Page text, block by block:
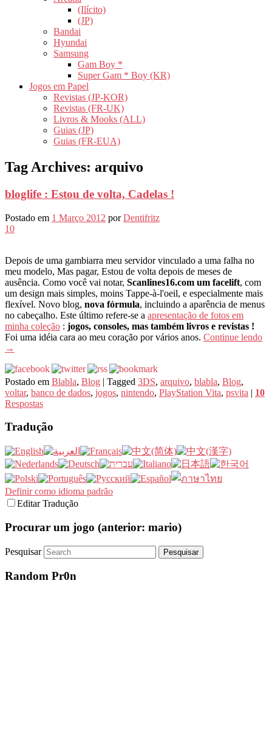
(Ilícito)
(JP)
Bandai
Hyundai
Samsung
Gam Boy *
Super Gam * Boy (KR)
Jogos em Papel
Revistas (JP-KOR)
Revistas (FR-UK)
Livros & Mooks (ALL)
Guias (JP)
Guias (FR-EUA)
Tag Archives: arquivo
bloglife : Estou de volta, Cadelas !
Postado em 1 Março 2012 porDentifritz
10
Depois de uma gambiarra meu servidor vinculado a uma falha no
meu modelo, Mas pagar, Estou de volta depois de meses de
ausência. Como você vai notar, Scanlines16.com um facelift, com
um design mais simples, moins Tappe-à-l'oeil, e especialmente mais
flexível. Novo blog, nova fórmula, incluindo a aparência de menus
no cabeçalho. Este último refere-se a apresentação de fotos em
minha coleção : jogos, consoles, mas também livros e revistas !
Foi uma idéia cara ao meu coração por vários anos. Continue lendo
→
Postado em Blabla, Blog | Tagged 3DS, arquivo, blabla, Blog,
voltar, banco de dados, jogos, nintendo, PlayStation Vita, psvita | 10
Respostas
Tradução
Definir como idioma padrão
Editar Tradução
Procurar um jogo (anterior: mario)
Pesquisar
Random Pr0n